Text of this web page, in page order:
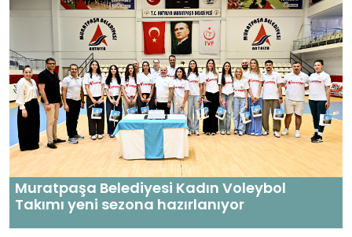
Muratpaşa Belediyesi Kadın Voleybol
Takımı yeni sezona hazırlanıyor